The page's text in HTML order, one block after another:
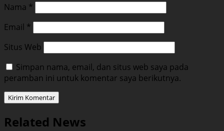
Nama *
Email *
Situs Web
Simpan nama, email, dan situs web saya pada
peramban ini untuk komentar saya berikutnya.
Related News